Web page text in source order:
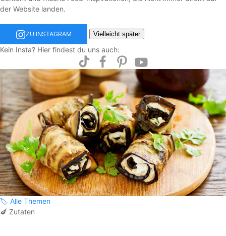
der Website landen.
ZU INSTAGRAM Vielleicht später
Kein Insta? Hier findest du uns auch:
🏷️ Alle Themen
🍆 Zutaten